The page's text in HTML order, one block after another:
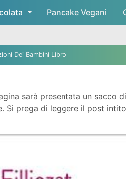
Skip to main content
Pancake Vegani
Dei Bambini Libro
sarà presentata un sacco
Si prega di leggere il post